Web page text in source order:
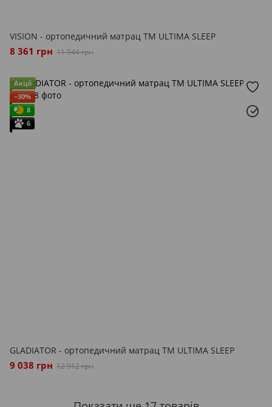
VISION - ортопедичний матрац ТМ ULTIMA SLEEP
8 361 грн 11 944 грн
Акції
−30%
8
6
GLADIATOR - ортопедичний матрац ТМ ULTIMA SLEEP
9 038 грн 12 912 грн